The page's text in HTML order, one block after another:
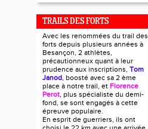
TRAILS DES FORTS
Avec les renommées du trail des
forts depuis plusieurs années à
Besançon, 2 athlètes,
précautionneux quant à leur
prudence aux inscriptions, Tom
Janod, boosté avec sa 2 ème
place à notre trail, et Florence
Perot, plus spécialiste du demi-
fond, se sont engagés à cette
épreuve populaire.
En esprit de guerriers, ils ont